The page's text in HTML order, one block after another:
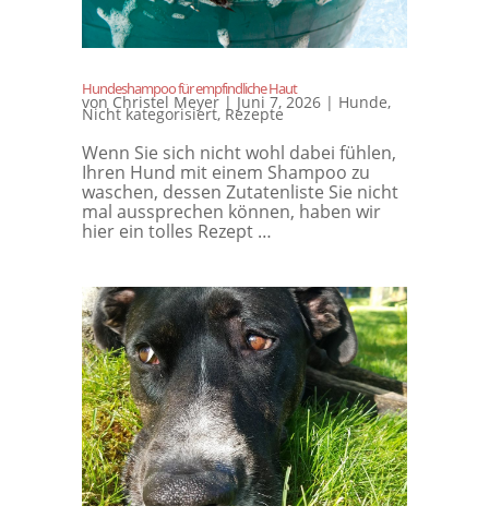
Hundeshampoo für empfindliche Haut
von Christel Meyer| Juni 7, 2026| Hunde,
Nicht kategorisiert, Rezepte
Wenn Sie sich nicht wohl dabei fühlen,
Ihren Hund mit einem Shampoo zu
waschen, dessen Zutatenliste Sie nicht
mal aussprechen können, haben wir
hier ein tolles Rezept …